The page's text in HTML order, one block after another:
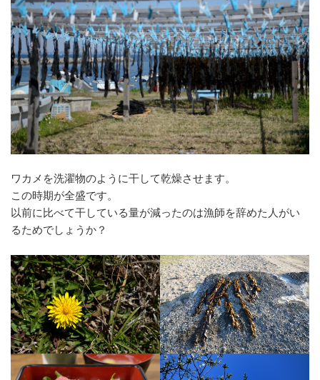
ワカメを洗濯物のように干して乾燥させます。
この時期が全盛です。
以前に比べて干している量が減ったのは漁師を辞めた人がい
るためでしょうか？